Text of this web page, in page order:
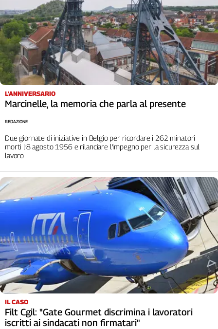
Cerca
Contatti
La
redazione
Newsletter
Social
L'ANNIVERSARIO
Marcinelle, la memoria che parla al presente
Due giornate di iniziative in Belgio per ricordare i 262 minatori
morti l’8 agosto 1956 e rilanciare l’impegno per la sicurezza sul
lavoro
REDAZIONE
IL CASO
Filt Cgil: "Gate Gourmet discrimina i lavoratori
iscritti ai sindacati non firmatari"